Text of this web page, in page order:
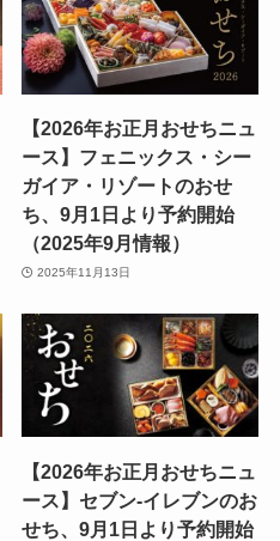
【2026年お正月おせちニュ
ース】フェニックス・シー
ガイア・リゾートのおせ
ち、9月1日より予約開始
（2025年9月情報）
2025年11月13日
【2026年お正月おせちニュ
ース】セブン‐イレブンのお
せち、9月1日より予約開始